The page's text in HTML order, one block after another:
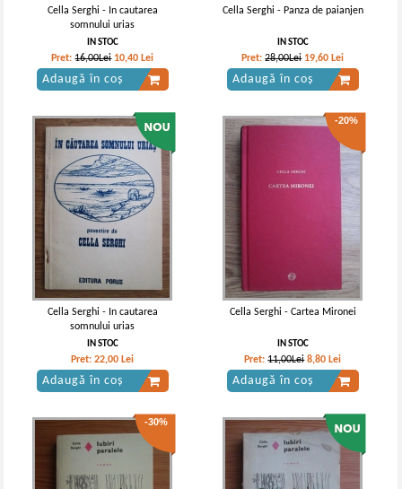
Cella Serghi - In cautarea
somnului urias
IN STOC
Pret:16,00Lei 10,40 Lei
Adaugă în coș
Cella Serghi - Panza de paianjen
IN STOC
Pret:28,00Lei 19,60 Lei
Adaugă în coș
Cella Serghi - In cautarea
somnului urias
IN STOC
Pret:22,00 Lei
Adaugă în coș
-20%
Cella Serghi - Cartea Mironei
IN STOC
Pret:11,00Lei 8,80 Lei
Adaugă în coș
-30%